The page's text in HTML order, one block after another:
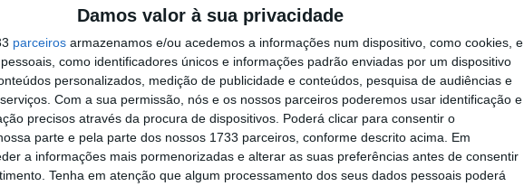
Damos valor à sua privacidade
parceiros armazenamos e/ou acedemos a informações num dispositivo, como cookies, e
como identificadores únicos e informações padrão enviadas por um dispositivo
personalizados, medição de publicidade e conteúdos, pesquisa de audiências e
Com a sua permissão, nós e os nossos parceiros poderemos usar identificação e
precisos através da procura de dispositivos. Poderá clicar para consentir o
parte e pela parte dos nossos 1733 parceiros, conforme descrito acima. Em
a informações mais pormenorizadas e alterar as suas preferências antes de consentir
Tenha em atenção que algum processamento dos seus dados pessoais poderá
ao teu Firefox e nas ferramentas ou tools escolhes ‘Opções’ ou
e logo perto do fim encontras um local para colocares um visto
é o browser predefinido.